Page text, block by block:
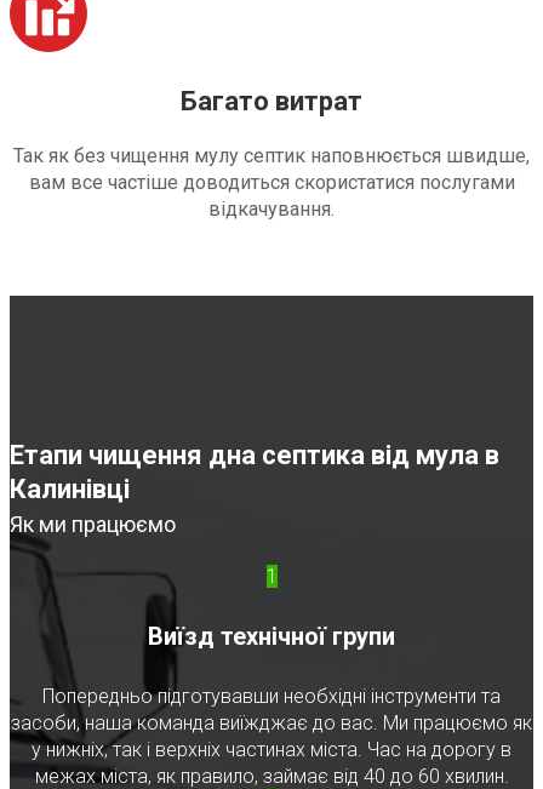
Багато витрат
Так як без чищення мулу септик наповнюється швидше,
вам все частіше доводиться скористатися послугами
відкачування.
Етапи чищення дна септика від мула в
Калинівці
Як ми працюємо
1
Виїзд технічної групи
Попередньо підготувавши необхідні інструменти та
засоби, наша команда виїжджає до вас. Ми працюємо як
у нижніх, так і верхніх частинах міста. Час на дорогу в
межах міста, як правило, займає від 40 до 60 хвилин.